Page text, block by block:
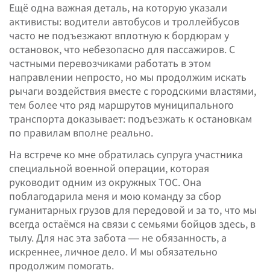
Ещё одна важная деталь, на которую указали
активисты: водители автобусов и троллейбусов
часто не подъезжают вплотную к бордюрам у
остановок, что небезопасно для пассажиров. С
частными перевозчиками работать в этом
направлении непросто, но мы продолжим искать
рычаги воздействия вместе с городскими властями,
тем более что ряд маршрутов муниципального
транспорта доказывает: подъезжать к остановкам
по правилам вполне реально.
На встрече ко мне обратилась супруга участника
специальной военной операции, которая
руководит одним из окружных ТОС. Она
поблагодарила меня и мою команду за сбор
гуманитарных грузов для передовой и за то, что мы
всегда остаёмся на связи с семьями бойцов здесь, в
тылу. Для нас эта забота — не обязанность, а
искреннее, личное дело. И мы обязательно
продолжим помогать.